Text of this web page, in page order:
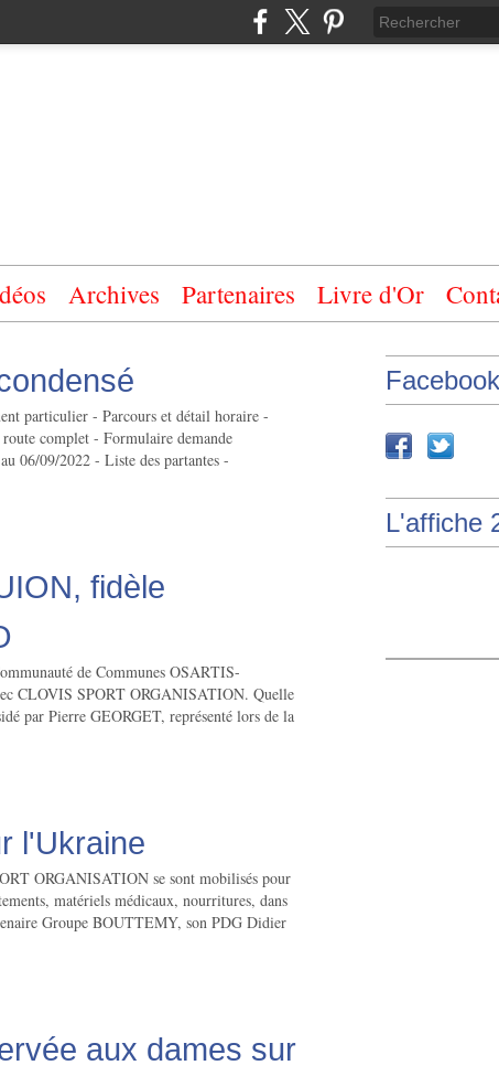
Archives Partenaires Livre d'Or
particulier - Parcours et détail horaire -
complet - Formulaire demande
06/09/2022 - Liste des partantes -
fidèle
de Communes OSARTIS-
CLOVIS SPORT ORGANISATION. Quelle
par Pierre GEORGET, représenté lors de la
l'Ukraine
ORGANISATION se sont mobilisés pour
matériels médicaux, nourritures, dans
Groupe BOUTTEMY, son PDG Didier
aux dames sur
Facebook
L'affiche